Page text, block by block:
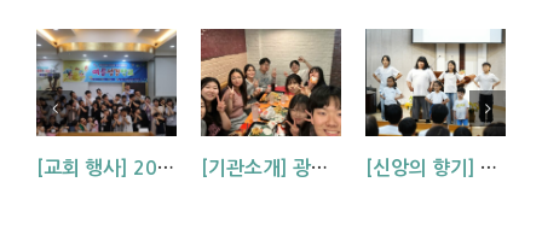
[교회 행사] 2026 아동부 연합 여름성경학교 (부산, 거제, 대구) [기관소개] 광주교회 청년부를 소개합니다! [신앙의 향기] 우리 하나님은 크시다네_아동부 찬양